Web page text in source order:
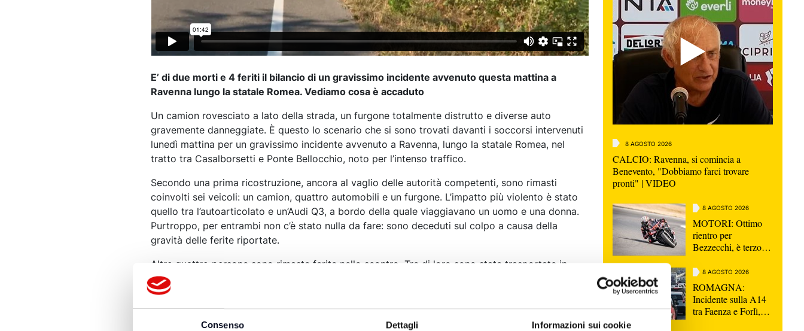
Consenso Dettagli Informazioni sui cookie
E’ di due morti e 4 feriti il bilancio di un gravissimo incidente avvenuto questa mattina a
Ravenna lungo la statale Romea. Vediamo cosa è accaduto
Un camion rovesciato a lato della strada, un furgone totalmente distrutto e diverse auto
gravemente danneggiate. È questo lo scenario che si sono trovati davanti i soccorsi intervenuti
lunedì mattina per un gravissimo incidente avvenuto a Ravenna, lungo la statale Romea, nel
tratto tra Casalborsetti e Ponte Bellocchio, noto per l’intenso traffico.
Secondo una prima ricostruzione, ancora al vaglio delle autorità competenti, sono rimasti
coinvolti sei veicoli: un camion, quattro automobili e un furgone. L’impatto più violento è stato
quello tra l’autoarticolato e un’Audi Q3, a bordo della quale viaggiavano un uomo e una donna.
Purtroppo, per entrambi non c’è stato nulla da fare: sono deceduti sul colpo a causa della
gravità delle ferite riportate.
Altre quattro persone sono rimaste ferite nello scontro. Tre di loro sono state trasportate in
codice di media-bassa gravità agli ospedali di Ravenna e Cesena, mentre più preoccupanti sono
apparse fin da subito le condizioni dell’autista del furgone, rimasto incastrato tra le lamiere.
Dopo un delicato intervento dei Vigili del fuoco per liberarlo, l’uomo è stato intubato e
trasportato in codice rosso all’ospedale Bufalini di Cesena.
8 AGOSTO 2026
CALCIO: Ravenna, si comincia a
Benevento, "Dobbiamo farci trovare
pronti" | VIDEO
8 AGOSTO 2026
MOTORI: Ottimo
rientro per
Bezzecchi, è terzo
Silverstone
8 AGOSTO 2026
ROMAGNA:
Incidente sulla A14
tra Faenza e Forlì,